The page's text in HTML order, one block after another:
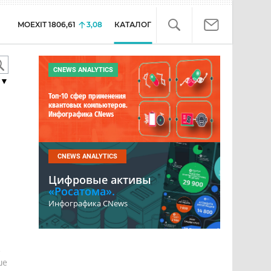
MOEXIT 1806,61 3,08 КАТАЛОГ
CNEWS ANALYTICS
Топ-10 сфер применения
квантовых компьютеров.
Инфографика CNews
CNEWS ANALYTICS
Цифровые активы
«Росатома».
Инфографика CNews